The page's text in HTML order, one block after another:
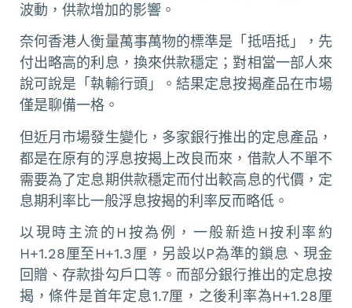
波動，供款增加的影響。
奈何香港人衡量萬事萬物的標準是「抵唔抵」，先
付出略高的利息，換來供款穩定；對相當一部人來
說可說是「執輸行頭」。結果定息按揭產品在市場
僅是聊備一格。
但近月市場發生變化，多家銀行推出的定息產品，
都是在原有的浮息按揭上改良而來，借款人不單不
需要為了定息期供款穩定而付出較高息的代價，定
息期利率比一般浮息按揭的利率反而略低。
以現時主流的H按為例，一般新造H按利率約
H+1.28厘至H+1.3厘，另設以P為準的鎖息、現金
回贈、存款掛勾戶口等。而部分銀行推出的定息按
揭，條件是首年定息1.7厘，之後利率為H+1.28厘